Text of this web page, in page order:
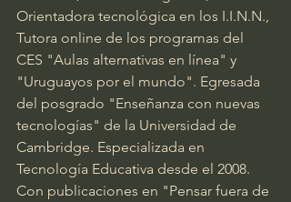
Orientadora tecnológica en los I.I.N.N.,
Tutora online de los programas del
CES "Aulas alternativas en línea" y
"Uruguayos por el mundo". Egresada
del posgrado "Enseñanza con nuevas
tecnologías" de la Universidad de
Cambridge. Especializada en
Tecnología Educativa desde el 2008.
Con publicaciones en "Pensar fuera de